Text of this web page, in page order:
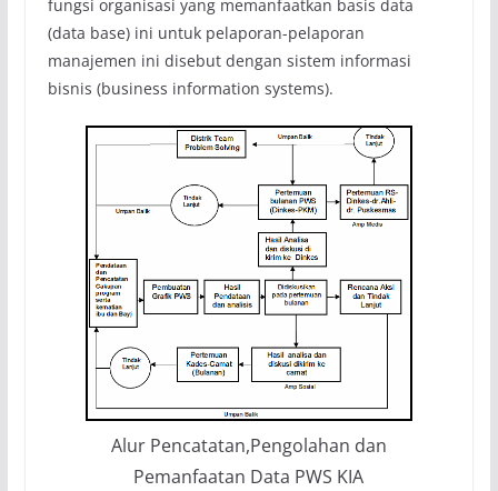
fungsi organisasi yang memanfaatkan basis data
(data base) ini untuk pelaporan-pelaporan
manajemen ini disebut dengan sistem informasi
bisnis (business information systems).
Alur Pencatatan,Pengolahan dan
Pemanfaatan Data PWS KIA